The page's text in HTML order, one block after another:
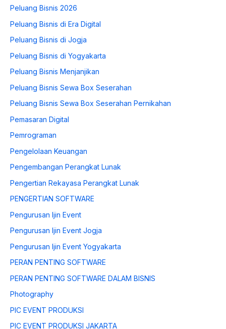
Peluang Bisnis 2026
Peluang Bisnis di Era Digital
Peluang Bisnis di Jogja
Peluang Bisnis di Yogyakarta
Peluang Bisnis Menjanjikan
Peluang Bisnis Sewa Box Seserahan
Peluang Bisnis Sewa Box Seserahan Pernikahan
Pemasaran Digital
Pemrograman
Pengelolaan Keuangan
Pengembangan Perangkat Lunak
Pengertian Rekayasa Perangkat Lunak
PENGERTIAN SOFTWARE
Pengurusan Ijin Event
Pengurusan Ijin Event Jogja
Pengurusan Ijin Event Yogyakarta
PERAN PENTING SOFTWARE
PERAN PENTING SOFTWARE DALAM BISNIS
Photography
PIC EVENT PRODUKSI
PIC EVENT PRODUKSI JAKARTA